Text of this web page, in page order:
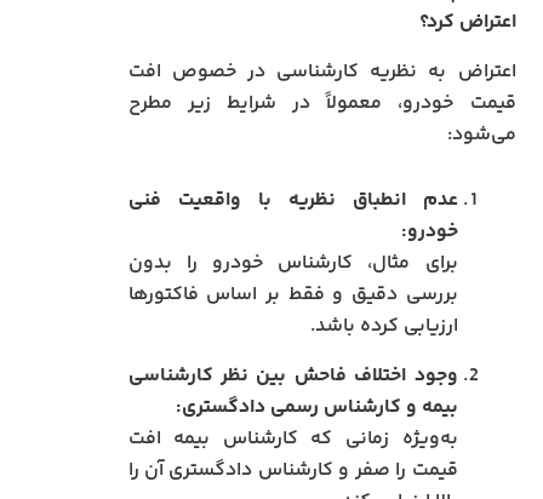
اعتراض کرد؟
اعتراض به نظریه کارشناسی در خصوص افت
قیمت خودرو، معمولاً در شرایط زیر مطرح
می‌شود:
عدم انطباق نظریه با واقعیت فنی
خودرو:
برای مثال، کارشناس خودرو را بدون
بررسی دقیق و فقط بر اساس فاکتورها
ارزیابی کرده باشد.
وجود اختلاف فاحش بین نظر کارشناسی
بیمه و کارشناس رسمی دادگستری:
به‌ویژه زمانی که کارشناس بیمه افت
قیمت را صفر و کارشناس دادگستری آن را